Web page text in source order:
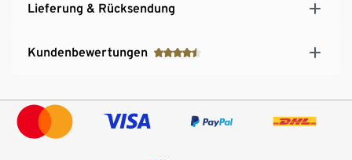
Lieferung & Rücksendung
Kundenbewertungen